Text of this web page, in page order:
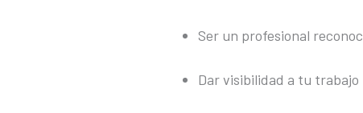
Ser un profesional
Dar visibilidad a tu trabajo